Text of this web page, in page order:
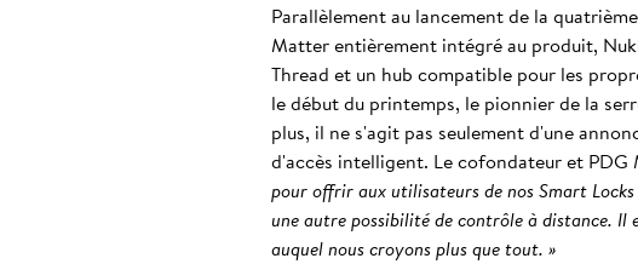
Parallèlement au lancement de la
Matter entièrement intégré au produit,
Thread et un hub compatible pour les
le début du printemps, le pionnier de la
plus, il ne s'agit pas seulement d'une
d'accès intelligent. Le cofondateur et PDG
pour offrir aux utilisateurs de nos Smart
une autre possibilité de contrôle à distance. Il
auquel nous croyons plus que tout. »